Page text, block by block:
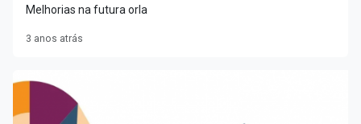
Melhorias na futura orla
3 anos atrás